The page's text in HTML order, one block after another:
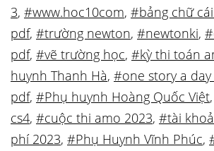
3, #www.hoc10com, #bảng chữ
pdf, #trường newton, #newtonki,
pdf, #vẽ trường học, #kỳ thi toán
huynh Thanh Hà, #one story a day
pdf, #Phụ huynh Hoàng Quốc Việt,
cs4, #cuộc thi amo 2023, #tài
phí 2023, #Phụ Huynh Vĩnh Phúc,